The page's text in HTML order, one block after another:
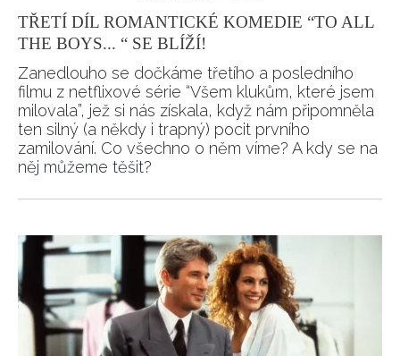
TŘETÍ DÍL ROMANTICKÉ KOMEDIE “TO ALL
THE BOYS... “ SE BLÍŽÍ!
Zanedlouho se dočkáme třetího a posledního
filmu z netflixové série “Všem klukům, které jsem
milovala”, jež si nás získala, když nám připomněla
ten silný (a někdy i trapný) pocit prvního
zamilování. Co všechno o něm víme? A kdy se na
něj můžeme těšit?